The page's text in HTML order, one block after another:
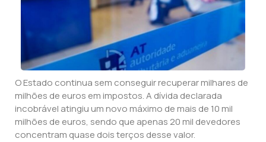
O Estado continua sem conseguir recuperar milhares de
milhões de euros em impostos. A dívida declarada
incobrável atingiu um novo máximo de mais de 10 mil
milhões de euros, sendo que apenas 20 mil devedores
concentram quase dois terços desse valor.